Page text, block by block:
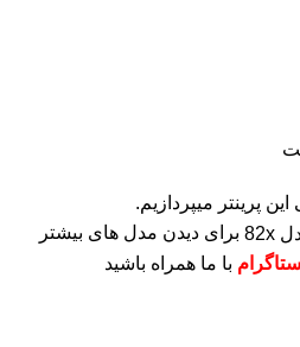
پرینتر میپردازیم.
برای دیدن مدل های بیشتر
با ما همراه باشید